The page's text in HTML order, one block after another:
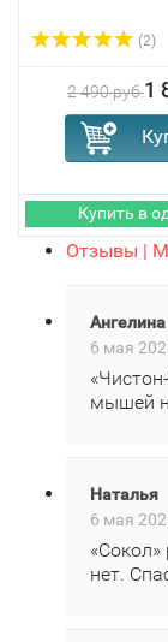
(2)
2 490 руб.1
Отзывы |
Ангелина
6 мая
мышей
Наталья
6 мая
нет.